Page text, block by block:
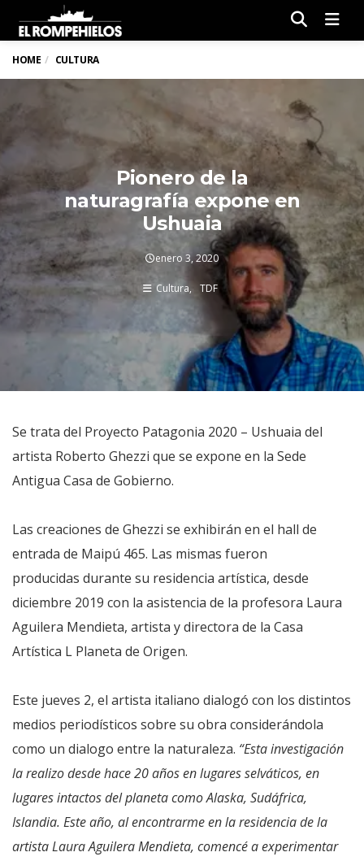
HOME CULTURA
Pionero de la
naturagrafía expone en
Ushuaia
enero 3, 2020
Cultura TDF
Se trata del Proyecto Patagonia 2020 – Ushuaia del
artista Roberto Ghezzi que se expone en la Sede
Antigua Casa de Gobierno.
Las creaciones de Ghezzi se exhibirán en el hall de
entrada de Maipú 465. Las mismas fueron
producidas durante su residencia artística, desde
diciembre 2019 con la asistencia de la profesora Laura
Aguilera Mendieta, artista y directora de la Casa
Artística L Planeta de Origen.
Este jueves 2, el artista italiano dialogó con los distintos
medios periodísticos sobre su obra considerándola
como un dialogo entre la naturaleza. “Esta investigación
la realizo desde hace 20 años en lugares selváticos, en
lugares intactos del planeta como Alaska, Sudáfrica,
Islandia. Este año, al encontrarme en la residencia de la
artista Laura Aguilera Mendieta, comencé a experimentar